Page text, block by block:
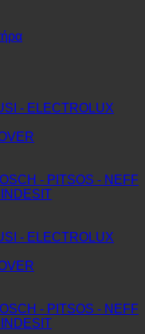
- ELECTROLUX
- PITSOS - NEFF
- ELECTROLUX
- PITSOS - NEFF